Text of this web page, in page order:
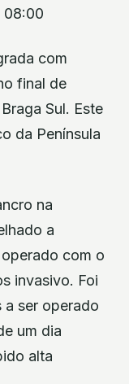
08:00
com
final de
Sul. Este
da Península
na
a
com o
invasivo. Foi
a ser operado
um dia
alta